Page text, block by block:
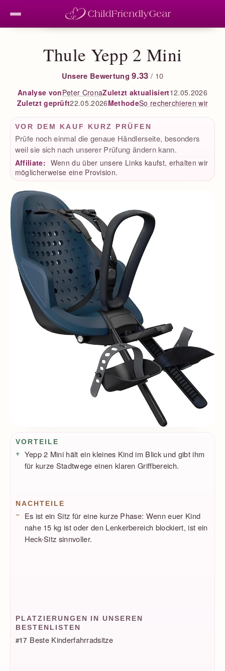
Thule Yepp 2 Mini
Unsere Bewertung 9.33 / 10
Analyse vonPeter CronaZuletzt aktualisiert12.05.2026
Zuletzt geprüft22.05.2026MethodeSo recherchieren wir
VOR DEM KAUF KURZ PRÜFEN
Prüfe noch einmal die genaue Händlerseite, besonders
weil sie sich nach unserer Prüfung ändern kann.
Affiliate: Wenn du über unsere Links kaufst, erhalten wir
möglicherweise eine Provision.
Vorteile / Nachteile
VORTEILE
Yepp 2 Mini hält ein kleines Kind im Blick und gibt ihm
für kurze Stadtwege einen klaren Griffbereich.
NACHTEILE
Es ist ein Sitz für eine kurze Phase: Wenn euer Kind
nahe 15 kg ist oder den Lenkerbereich blockiert, ist ein
Heck-Sitz sinnvoller.
PLATZIERUNGEN IN UNSEREN
BESTENLISTEN
#17 Beste Kinderfahrradsitze